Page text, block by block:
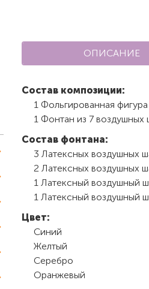
ОПИСАНИЕ
Состав композиции:
1 Фольгированная
1 Фонтан из 7 воздушных
Состав фонтана:
3 Латексных воздушных
2 Латексных воздушных
1 Латексный воздушный
1 Латексный воздушный
Цвет:
Синий
Желтый
Серебро
Оранжевый